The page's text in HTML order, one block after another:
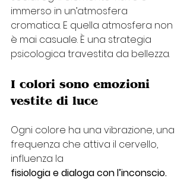
immerso in un’atmosfera
cromatica. E quella atmosfera non
è mai casuale. È una strategia
psicologica travestita da bellezza.
I colori sono emozioni
vestite di luce
Ogni colore ha una vibrazione, una
frequenza che attiva il cervello,
influenza la
fisiologia e dialoga con l’inconscio.